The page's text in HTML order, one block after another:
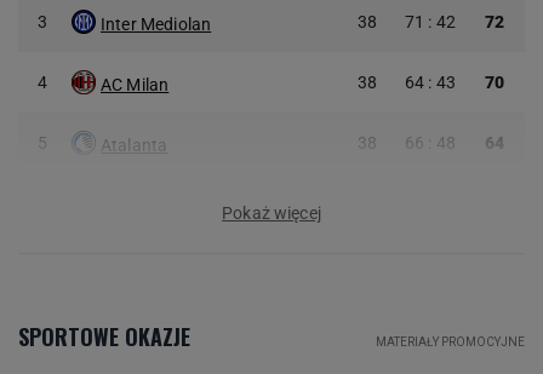
3 Inter Mediolan 38 71 : 42 72
4 AC Milan 38 64 : 43 70
5 Atalanta 38 66 : 48 64
Pokaż więcej